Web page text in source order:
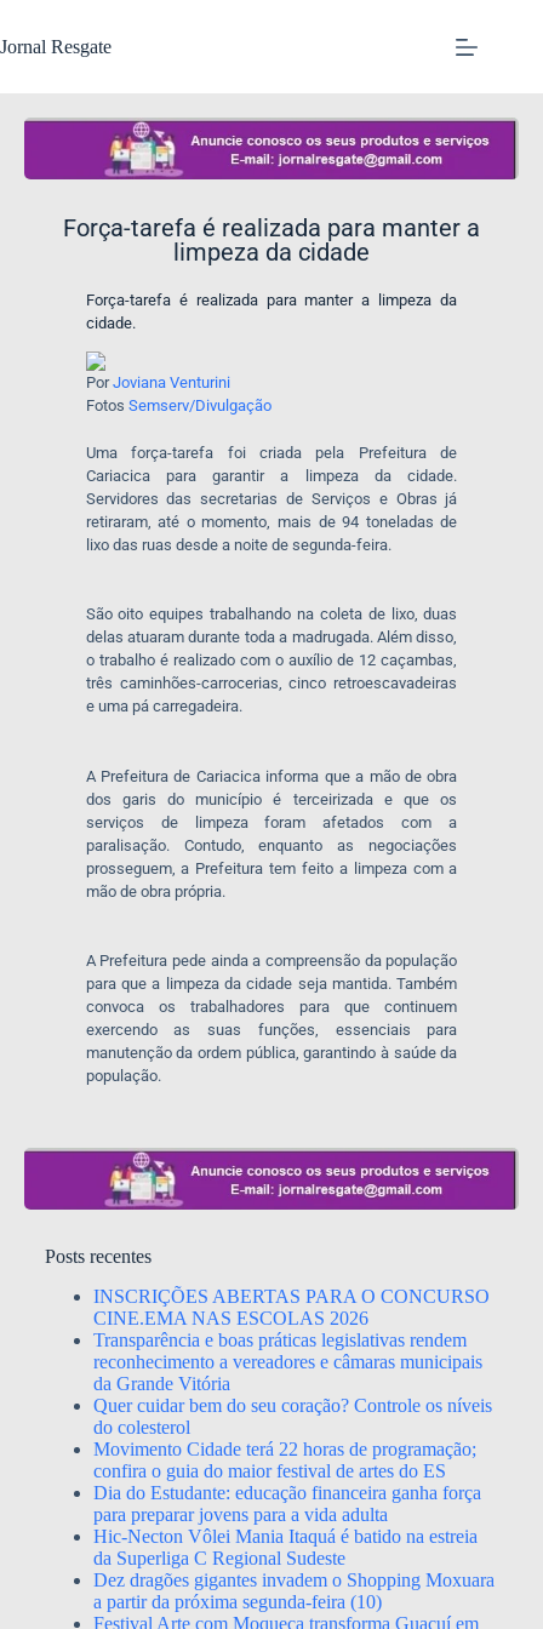
Jornal Resgate
Força-tarefa é realizada para manter a
limpeza da cidade
Força-tarefa é realizada para manter a limpeza da
cidade.
PorJoviana Venturini
Fotos Semserv/Divulgação
Uma força-tarefa foi criada pela Prefeitura de
Cariacica para garantir a limpeza da cidade.
Servidores das secretarias de Serviços e Obras já
retiraram, até o momento, mais de 94 toneladas de
lixo das ruas desde a noite de segunda-feira.
São oito equipes trabalhando na coleta de lixo, duas
delas atuaram durante toda a madrugada. Além disso,
o trabalho é realizado com o auxílio de 12 caçambas,
três caminhões-carrocerias, cinco retroescavadeiras
e uma pá carregadeira.
A Prefeitura de Cariacica informa que a mão de obra
dos garis do município é terceirizada e que os
serviços de limpeza foram afetados com a
paralisação. Contudo, enquanto as negociações
prosseguem, a Prefeitura tem feito a limpeza com a
mão de obra própria.
A Prefeitura pede ainda a compreensão da população
para que a limpeza da cidade seja mantida. Também
convoca os trabalhadores para que continuem
exercendo as suas funções, essenciais para
manutenção da ordem pública, garantindo à saúde da
população.
Posts recentes
INSCRIÇÕES ABERTAS PARA O CONCURSO
CINE.EMA NAS ESCOLAS 2026
Transparência e boas práticas legislativas rendem
reconhecimento a vereadores e câmaras municipais
da Grande Vitória
Quer cuidar bem do seu coração? Controle os níveis
do colesterol
Movimento Cidade terá 22 horas de programação;
confira o guia do maior festival de artes do ES
Dia do Estudante: educação financeira ganha força
para preparar jovens para a vida adulta
Hic-Necton Vôlei Mania Itaquá é batido na estreia
da Superliga C Regional Sudeste
Dez dragões gigantes invadem o Shopping Moxuara
a partir da próxima segunda-feira (10)
Festival Arte com Moqueca transforma Guaçuí em